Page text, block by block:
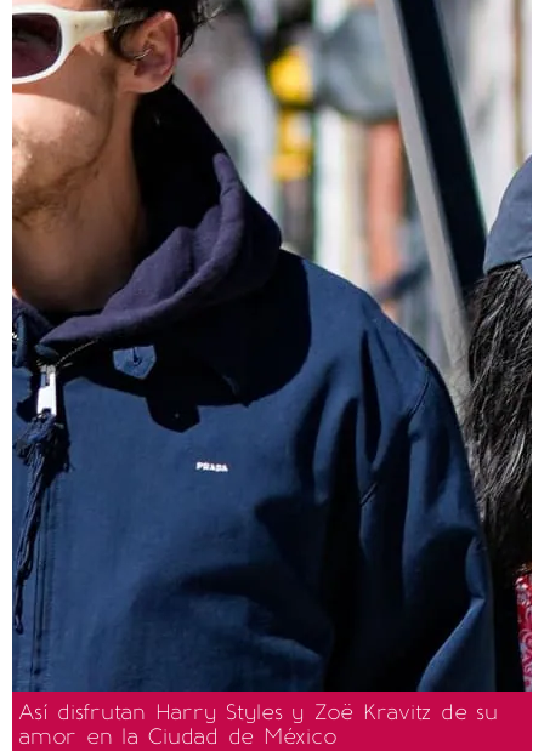
Así disfrutan Harry Styles y Zoë Kravitz de su
amor en la Ciudad de México